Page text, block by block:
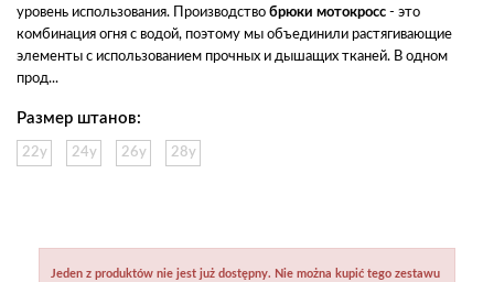
уровень использования. Производство брюки мотокросс - это
комбинация огня с водой, поэтому мы объединили растягивающие
элементы с использованием прочных и дышащих тканей. В одном
прод...
Размер штанов:
22y 24y 26y 28y
Jeden z produktów nie jest już dostępny. Nie można kupić tego zestawu